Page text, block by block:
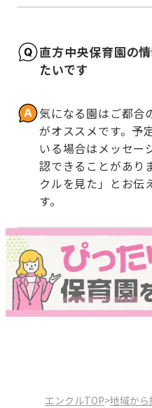
直方中央保育園の
たいです
気になる園はご都合
がオススメです。予
いる場合はメッセー
認できることがあり
クルを見た」とお伝
す。
エンクルTOP>地域から